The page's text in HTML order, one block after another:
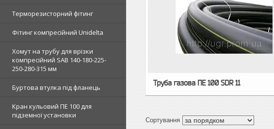
Терморезисторний фітинг
Фітинг компресійний Unidelta
Хомут на трубу для врізки
компресійний SAB 140-180-225-
250-280-315 мм
Буртова втулка під фланець
Кран кульовий ПЕ 100 для
підземної установки
Труба газова ПЕ 100 SDR 11